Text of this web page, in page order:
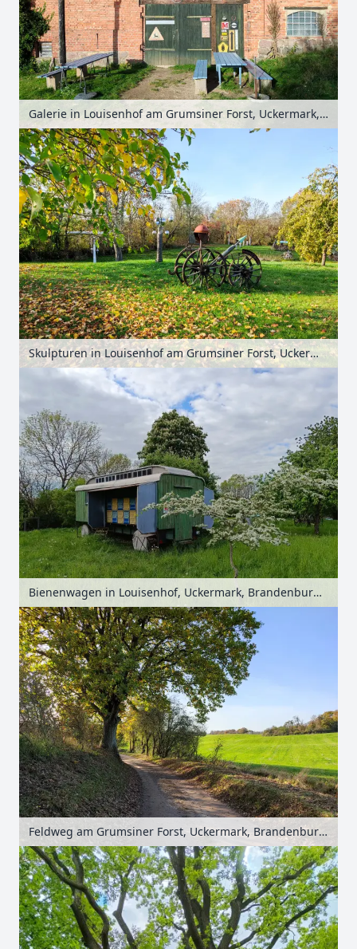
Galerie in Louisenhof am Grumsiner Forst, Uckermark, Brandenburg, Deutschland
Skulpturen in Louisenhof am Grumsiner Forst, Uckermark, Brandenburg, Deutschland
Bienenwagen in Louisenhof, Uckermark, Brandenburg, Deutschland
Feldweg am Grumsiner Forst, Uckermark, Brandenburg, Deutschland